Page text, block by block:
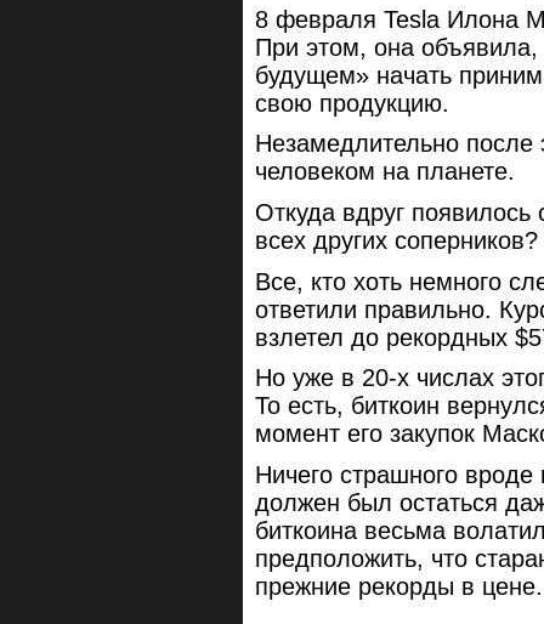
8 февраля Tesla Илона
При этом, она
будущем» начать
свою продукцию.
Незамедлительно
человеком на планете.
Откуда вдруг появилось
всех других соперников?
Все, кто хоть немного
ответили правильно.
взлетел до рекордных
Но уже в 20-х числах
То есть, биткоин
момент его закупок
Ничего страшного
должен был остаться
биткоина весьма
предположить, что
прежние рекорды в цене.